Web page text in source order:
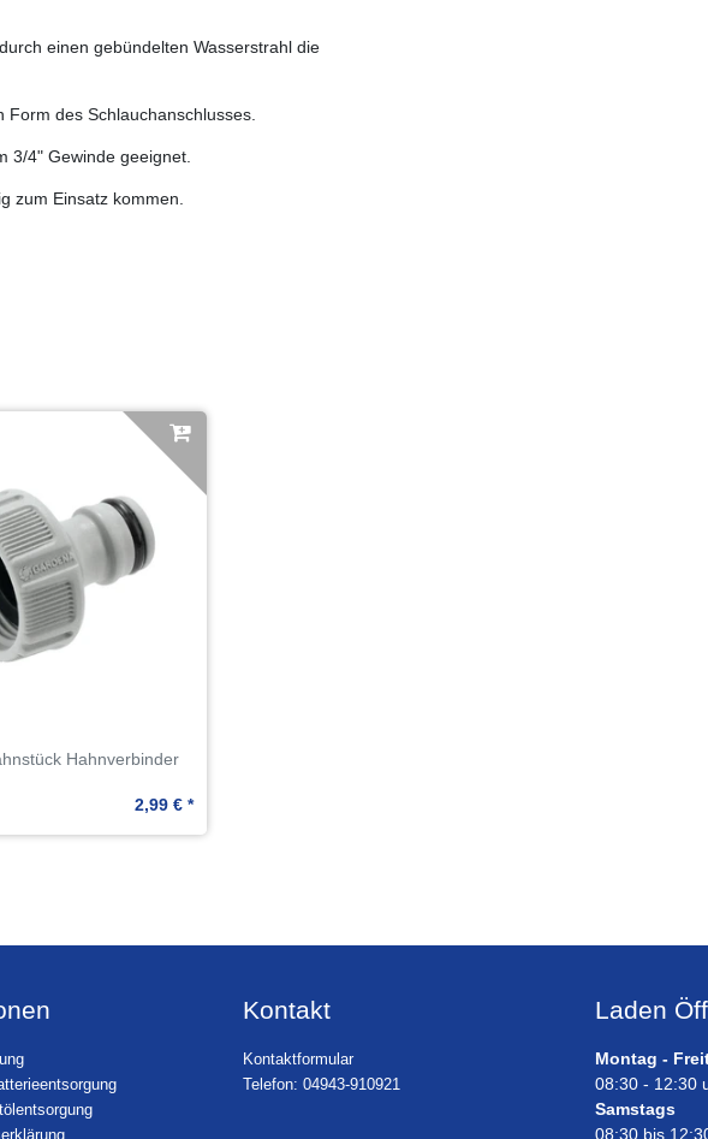
einen gebündelten Wasserstrahl die
des Schlauchanschlusses.
3/4" Gewinde geeignet.
zum Einsatz kommen.
Hahnverbinder
2,99 € *
Kontakt
Kontaktformular
Telefon: 04943-910921
Laden
Montag -
08:30 - 12:30
Samstags
08:30 bis